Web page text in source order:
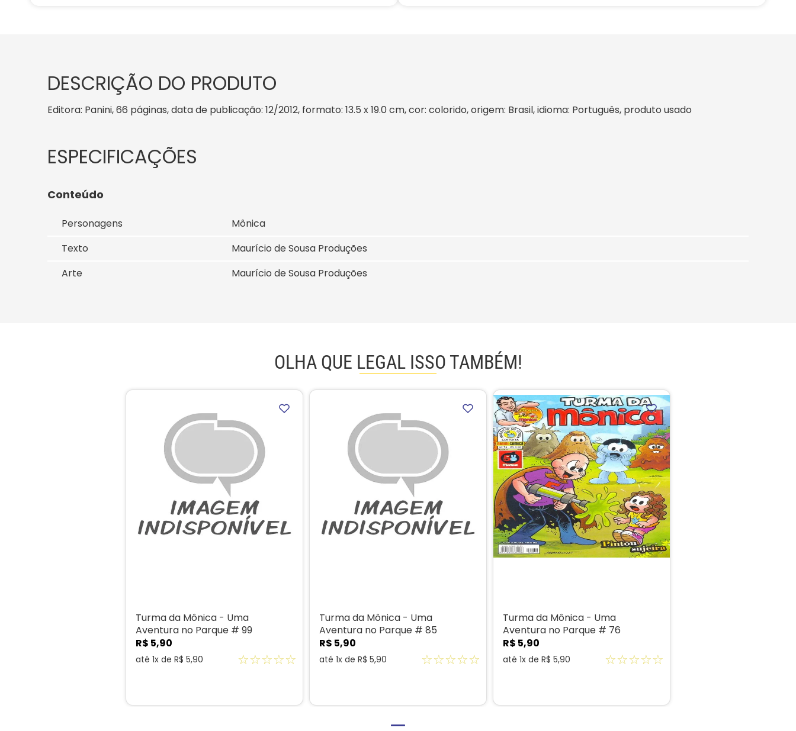
DESCRIÇÃO DO PRODUTO
Editora: Panini, 66 páginas, data de publicação: 12/2012, formato: 13.5 x 19.0 cm, cor: colorido, origem: Brasil, idioma: Português, produto usado
Conteúdo
Personagens
Mônica
Texto
Maurício de Sousa Produções
Arte
Maurício de Sousa Produções
OLHA QUE LEGAL ISSO TAMBÉM!
Turma da Mônica - Uma
Aventura no Parque # 99
R$ 5,90
até 1x de R$ 5,90 ☆☆☆☆☆
Turma da Mônica - Uma
Aventura no Parque # 85
R$ 5,90
até 1x de R$ 5,90 ☆☆☆☆☆
Turma da Mônica - Uma
Aventura no Parque # 76
R$ 5,90
até 1x de R$ 5,90 ☆☆☆☆☆